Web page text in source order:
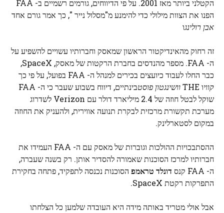
הקטלני ביותר מאז 2001. על פי הדיווחים, גורמים רשמיים ב- FAA
הפנו את הצוות מילולי כדי להימנע מ"מסלול נייר ", כך אמר גורם אחד
אבן רולינגו
זה רחוק מהאינדיקטור הראשון שמאסק וחברותיו עשויים להשפיע על
ה- FAA. מספר מהנדסים בחברת הרקטות של מאסק, SpaceX,
כבר החלו לעבוד כיועצים בכירים למנהל ה- FAA בפועל, על פי כך
קוויו THE וושינגטון פוסט
בינתיים, דיווח בשבוע שעבר כי ה- FAA
שוקל לבטל חוזה של 2.4 מיליארד דולר עם Verizon לשדרוג
מערכת תקשורת מרכזית לבקרת תנועה אווירית, ולהעניק את החוזה
במקום לסטארלינק.
ההסתבכויות ההולכות וגוברות של מאסק עם ה- FAA העמידו את
חברותיו למרכז הסוכנות שאמורה להסדיר אותן. רק בשנה שעברה,
ה- FAA קנס
דונלד טראמפ הסוכנות נכנסה לתפקיד, פתחה בחקירת
התפרקות רקטת SpaceX.
אבל אולי מטריד באותה מידה היא העובדה שלמען כל הצלחתו